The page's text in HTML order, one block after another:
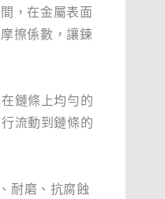
，在金屬表面
擦係數，讓鍊
鏈條上均勻的
流動到鏈條的
耐磨、抗腐蝕